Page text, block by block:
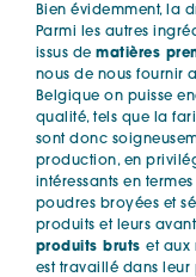
Bien évidemment, la
Parmi les autres
issus dematières
nous de nous fournir
Belgique on puisse
qualité, tels que la
sont donc
production, en
intéressants en
poudres broyées et
produits et leurs
produits brutset aux
est travaillé dans leur